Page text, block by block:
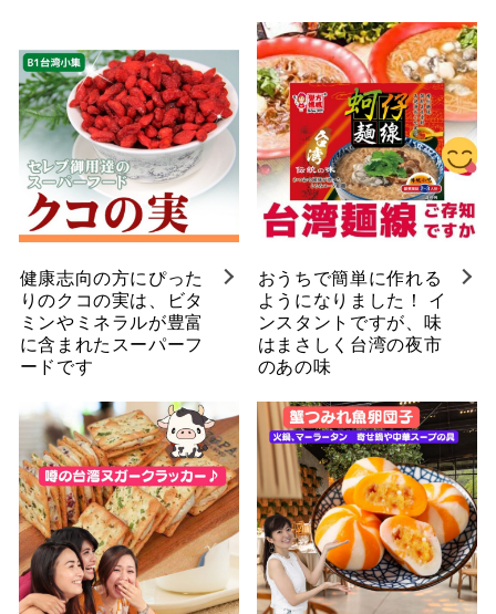
健康志向の方にぴった
りのクコの実は、ビタ
ミンやミネラルが豊富
に含まれたスーパーフ
ードです
おうちで簡単に作れる
ようになりました！ イ
ンスタントですが、味
はまさしく台湾の夜市
のあの味